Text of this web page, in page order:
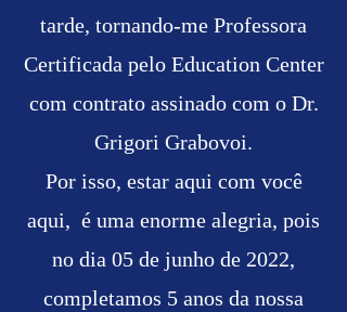
tarde, tornando-me Professora
Certificada pelo Education Center
com contrato assinado com o Dr.
Grigori Grabovoi.
Por isso, estar aqui com você
aqui, é uma enorme alegria, pois
no dia 05 de junho de 2022,
completamos 5 anos da nossa